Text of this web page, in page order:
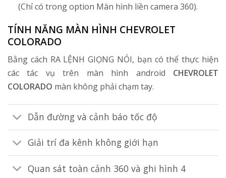
(Chỉ có trong option Màn hình liền camera 360).
TÍNH NĂNG MÀN HÌNH CHEVROLET
COLORADO
Bằng cách RA LỆNH GIỌNG NÓI, bạn có thể thực hiện
các tác vụ trên màn hình android CHEVROLET
COLORADO màn không phải chạm tay.
Dẫn đường và cảnh báo tốc độ
Giải trí đa kênh không giới hạn
Quan sát toàn cảnh 360 và ghi hình 4